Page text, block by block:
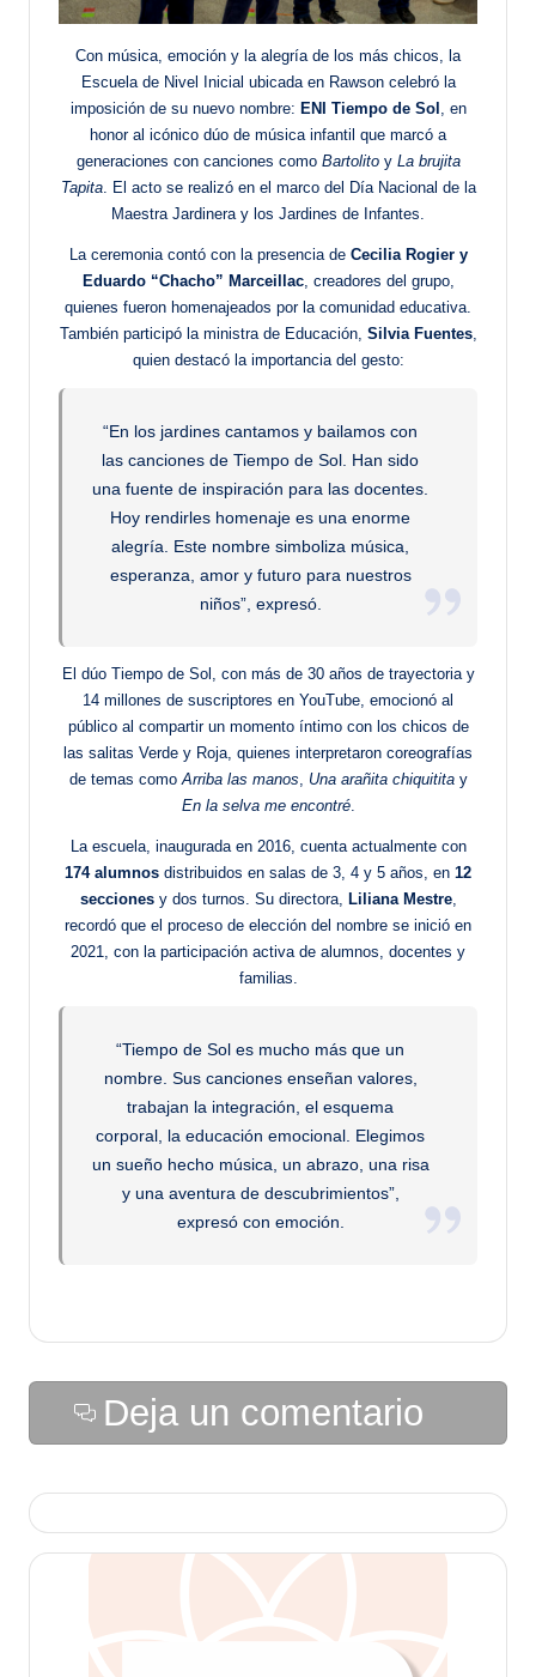
Con música, emoción y la alegría de los más chicos, la
Escuela de Nivel Inicial ubicada en Rawson celebró la
imposición de su nuevo nombre: ENI Tiempo de Sol , en
honor al icónico dúo de música infantil que marcó a
generaciones con canciones como Bartolitoy La brujita
Tapita. El acto se realizó en el marco del Día Nacional de la
Maestra Jardinera y los Jardines de Infantes.
La ceremonia contó con la presencia de Cecilia Rogier y
Eduardo “Chacho” Marceillac, creadores del grupo,
quienes fueron homenajeados por la comunidad educativa.
También participó la ministra de Educación, Silvia Fuentes,
quien destacó la importancia del gesto:
“En los jardines cantamos y bailamos con
las canciones de Tiempo de Sol. Han sido
una fuente de inspiración para las docentes.
Hoy rendirles homenaje es una enorme
alegría. Este nombre simboliza música,
esperanza, amor y futuro para nuestros
niños”, expresó.
El dúo Tiempo de Sol, con más de 30 años de trayectoria y
14 millones de suscriptores en YouTube, emocionó al
público al compartir un momento íntimo con los chicos de
las salitas Verde y Roja, quienes interpretaron coreografías
de temas comoArriba las manos, Una arañita chiquititay
En la selva me encontré.
La escuela, inaugurada en 2016, cuenta actualmente con
174 alumnos distribuidos en salas de 3, 4 y 5 años, en 12
seccionesy dos turnos. Su directora, Liliana Mestre,
recordó que el proceso de elección del nombre se inició en
2021, con la participación activa de alumnos, docentes y
familias.
“Tiempo de Sol es mucho más que un
nombre. Sus canciones enseñan valores,
trabajan la integración, el esquema
corporal, la educación emocional. Elegimos
un sueño hecho música, un abrazo, una risa
y una aventura de descubrimientos”,
expresó con emoción.
Deja un comentario